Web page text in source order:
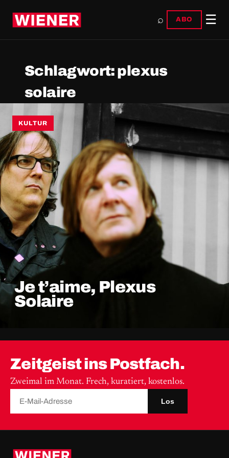
⌕ ABO ☰
Schlagwort:plexus
solaire
KULTUR
Je t’aime, Plexus
Solaire
Zeitgeist ins Postfach.
Zweimal im Monat. Frech, kuratiert, kostenlos.
Los